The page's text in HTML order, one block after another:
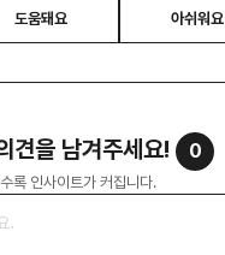
도움돼요 아쉬워요
견을 남겨주세요! 0
록 인사이트가 커집니다.